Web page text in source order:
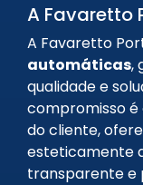
A Favaretto
A Favaretto
automáticas,
qualidade e
compromisso é
do cliente,
esteticamente
transparente e